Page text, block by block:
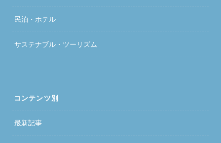
民泊・ホテル
サステナブル・ツーリズム
コンテンツ別
最新記事